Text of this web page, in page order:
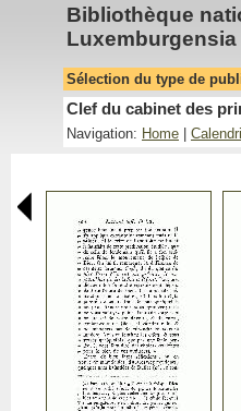
Bibliothèque
Sélection du type de
Clef du cabinet des
Navigation: Home